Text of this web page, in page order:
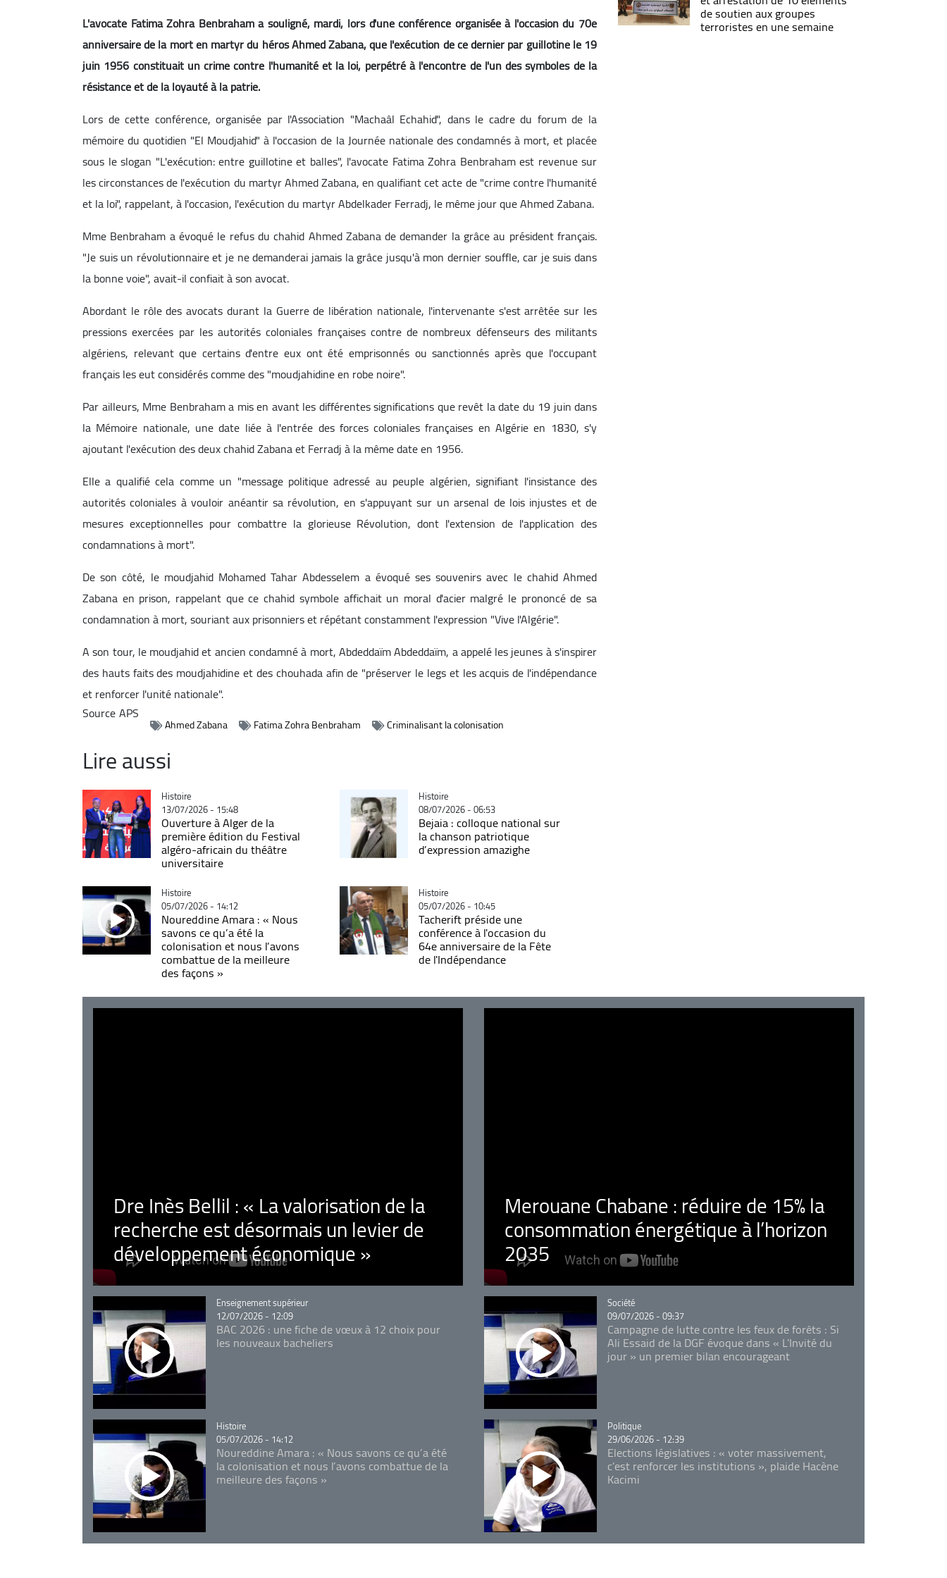
L'avocate Fatima Zohra Benbraham a souligné, mardi, lors d'une conférence organisée à l'occasion du 70e
anniversaire de la mort en martyr du héros Ahmed Zabana, que l'exécution de ce dernier par guillotine le 19
juin 1956 constituait un crime contre l'humanité et la loi, perpétré à l'encontre de l'un des symboles de la
résistance et de la loyauté à la patrie.
Lors de cette conférence, organisée par l'Association "Machaâl Echahid", dans le cadre du forum de la
mémoire du quotidien "El Moudjahid" à l'occasion de la Journée nationale des condamnés à mort, et placée
sous le slogan "L'exécution: entre guillotine et balles", l'avocate Fatima Zohra Benbraham est revenue sur
les circonstances de l'exécution du martyr Ahmed Zabana, en qualifiant cet acte de "crime contre l'humanité
et la loi", rappelant, à l'occasion, l'exécution du martyr Abdelkader Ferradj, le même jour que Ahmed Zabana.
Mme Benbraham a évoqué le refus du chahid Ahmed Zabana de demander la grâce au président français.
"Je suis un révolutionnaire et je ne demanderai jamais la grâce jusqu'à mon dernier souffle, car je suis dans
la bonne voie", avait-il confiait à son avocat.
Abordant le rôle des avocats durant la Guerre de libération nationale, l'intervenante s'est arrêtée sur les
pressions exercées par les autorités coloniales françaises contre de nombreux défenseurs des militants
algériens, relevant que certains d'entre eux ont été emprisonnés ou sanctionnés après que l'occupant
français les eut considérés comme des "moudjahidine en robe noire".
Par ailleurs, Mme Benbraham a mis en avant les différentes significations que revêt la date du 19 juin dans
la Mémoire nationale, une date liée à l'entrée des forces coloniales françaises en Algérie en 1830, s'y
ajoutant l'exécution des deux chahid Zabana et Ferradj à la même date en 1956.
Elle a qualifié cela comme un "message politique adressé au peuple algérien, signifiant l'insistance des
autorités coloniales à vouloir anéantir sa révolution, en s'appuyant sur un arsenal de lois injustes et de
mesures exceptionnelles pour combattre la glorieuse Révolution, dont l'extension de l'application des
condamnations à mort".
De son côté, le moudjahid Mohamed Tahar Abdesselem a évoqué ses souvenirs avec le chahid Ahmed
Zabana en prison, rappelant que ce chahid symbole affichait un moral d'acier malgré le prononcé de sa
condamnation à mort, souriant aux prisonniers et répétant constamment l'expression "Vive l'Algérie".
A son tour, le moudjahid et ancien condamné à mort, Abdeddaïm Abdeddaïm, a appelé les jeunes à s'inspirer
des hauts faits des moudjahidine et des chouhada afin de "préserver le legs et les acquis de l'indépendance
et renforcer l'unité nationale".
SourceAPS
Ahmed Zabana Fatima Zohra Benbraham Criminalisant la colonisation
Lire aussi
Catégorie
Histoire
13/07/2026 - 15:48
Ouverture à Alger de la
première édition du Festival
algéro-africain du théâtre
universitaire
Catégorie
Histoire
08/07/2026 - 06:53
Bejaia : colloque national sur
la chanson patriotique
d’expression amazighe
Catégorie
Histoire
05/07/2026 - 14:12
Noureddine Amara : « Nous
savons ce qu’a été la
colonisation et nous l’avons
combattue de la meilleure
des façons »
Catégorie
Histoire
05/07/2026 - 10:45
Tacherift préside une
conférence à l'occasion du
64e anniversaire de la Fête
de l'Indépendance
de soutien aux groupes
terroristes en une semaine
Dre Inès Bellil : « La valorisation de la
recherche est désormais un levier de
développement économique »
Merouane Chabane : réduire de 15% la
consommation énergétique à l’horizon
2035
Catégorie
Enseignement supérieur
12/07/2026 - 12:09
BAC 2026 : une fiche de vœux à 12 choix pour
les nouveaux bacheliers
Catégorie
Société
09/07/2026 - 09:37
Campagne de lutte contre les feux de forêts : Si
Ali Essaid de la DGF évoque dans « L'Invité du
jour » un premier bilan encourageant
Catégorie
Histoire
05/07/2026 - 14:12
Noureddine Amara : « Nous savons ce qu’a été
la colonisation et nous l’avons combattue de la
meilleure des façons »
Catégorie
Politique
29/06/2026 - 12:39
Elections législatives : « voter massivement,
c'est renforcer les institutions », plaide Hacène
Kacimi